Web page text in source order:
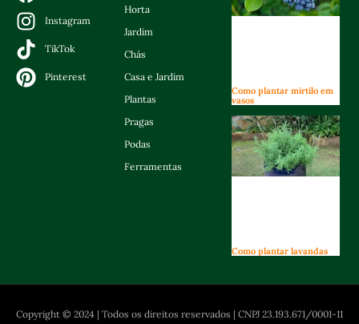
Instagram
TikTok
Pinterest
Horta
Jardim
Chás
Casa e Jardim
Plantas
Pragas
Podas
Ferramentas
Como plantar mirtilo em
vasos
Como plantar lavandas
Copyright © 2024 | Todos os direitos reservados | CNPJ 23.193.671/0001-11